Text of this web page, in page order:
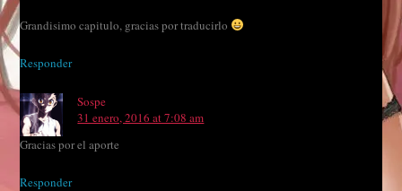
Grandisimo capitulo, gracias por traducirlo
Responder
Sospe
31 enero, 2016 at 7:08 am
Gracias por el aporte
Responder